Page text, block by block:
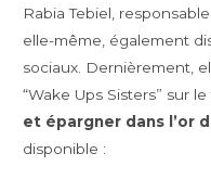
Rabia Tebiel,
elle-même, également
sociaux. Dernièrement,
“Wake Ups Sisters” sur
et épargner dans l’or
disponible :